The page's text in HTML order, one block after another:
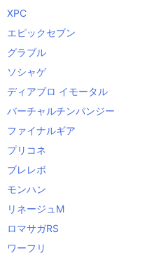
XPC
エピックセブン
グラブル
ソシャゲ
ディアブロ イモータル
バーチャルチンパンジー
ファイナルギア
プリコネ
ブレレボ
モンハン
リネージュM
ロマサガRS
ワーフリ